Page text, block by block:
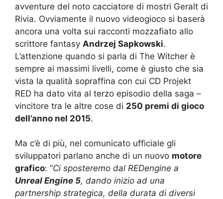
avventure del noto cacciatore di mostri Geralt di
Rivia. Ovviamente il nuovo videogioco si baserà
ancora una volta sui racconti mozzafiato allo
scrittore fantasy Andrzej Sapkowski.
L’attenzione quando si parla di The Witcher è
sempre ai massimi livelli, come è giusto che sia
vista la qualità sopraffina con cui CD Projekt
RED ha dato vita al terzo episodio della saga –
vincitore tra le altre cose di 250 premi di gioco
dell’anno nel 2015.
Ma c’è di più, nel comunicato ufficiale gli
sviluppatori parlano anche di un nuovo motore
grafico: “Ci sposteremo dal REDengine a
Unreal Engine 5, dando inizio ad una
partnership strategica, della durata di diversi